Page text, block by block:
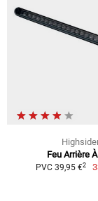
Feu Arrière
PVC 39,95 €2